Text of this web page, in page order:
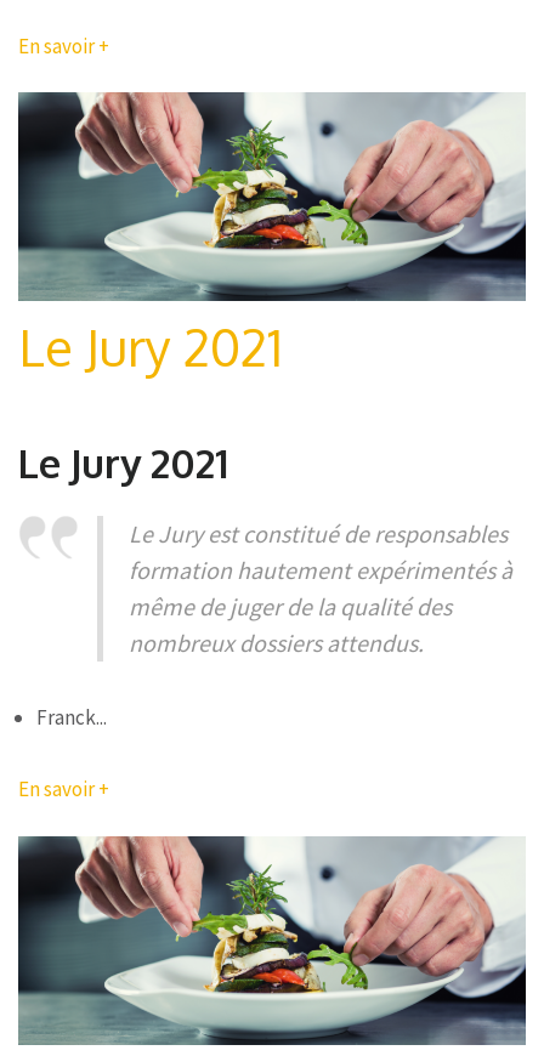
En savoir +
Le Jury 2021
Le Jury 2021
Le Jury est constitué de responsables
formation hautement expérimentés à
même de juger de la qualité des
nombreux dossiers attendus.
Franck...
En savoir +